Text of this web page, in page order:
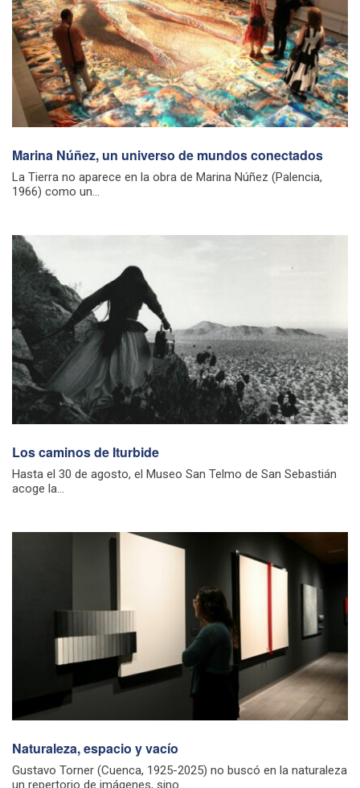
Marina Núñez, un universo de mundos conectados
La Tierra no aparece en la obra de Marina Núñez (Palencia,
1966) como un...
Los caminos de Iturbide
Hasta el 30 de agosto, el Museo San Telmo de San Sebastián
acoge la...
Naturaleza, espacio y vacío
Gustavo Torner (Cuenca, 1925-2025) no buscó en la naturaleza
un repertorio de imágenes, sino...